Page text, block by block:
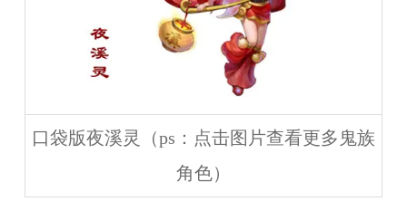
口袋版夜溪灵（ps：点击图片查看更多鬼族
角色）